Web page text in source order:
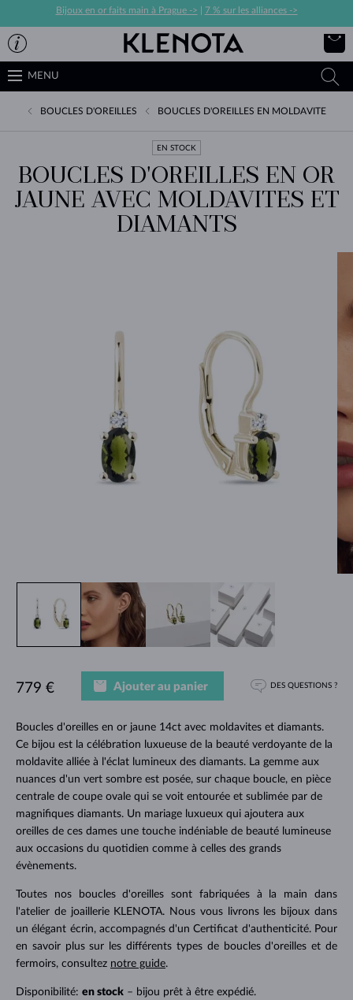
Bijoux en or faits main à Prague -> 7 % sur les alliances ->
MENU
BOUCLES D'OREILLES BOUCLES D'OREILLES EN MOLDAVITE
EN STOCK
BOUCLES D'OREILLES EN OR
JAUNE AVEC MOLDAVITES ET
DIAMANTS
Boucles d'oreilles en or jaune 14ct avec moldavites et diamants.
Ce bijou est la célébration luxueuse de la beauté verdoyante de la
moldavite alliée à l'éclat lumineux des diamants. La gemme aux
nuances d'un vert sombre est posée, sur chaque boucle, en pièce
centrale de coupe ovale qui se voit entourée et sublimée par de
magnifiques diamants. Un mariage luxueux qui ajoutera aux
oreilles de ces dames une touche indéniable de beauté lumineuse
aux occasions du quotidien comme à celles des grands
évènements.
Toutes nos boucles d'oreilles sont fabriquées à la main dans
l'atelier de joaillerie KLENOTA. Nous vous livrons les bijoux dans
un élégant écrin, accompagnés d'un Certificat d'authenticité. Pour
en savoir plus sur les différents types de boucles d'oreilles et de
fermoirs, consultez notre guide.
Disponibilité: en stock– bijou prêt à être expédié.
779 € Ajouter au panier DES QUESTIONS ?